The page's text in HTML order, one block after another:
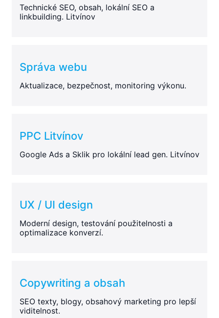
Technické SEO, obsah, lokální SEO a
linkbuilding. Litvínov
Správa webu
Aktualizace, bezpečnost, monitoring výkonu.
PPC Litvínov
Google Ads a Sklik pro lokální lead gen. Litvínov
UX / UI design
Moderní design, testování použitelnosti a
optimalizace konverzí.
Copywriting a obsah
SEO texty, blogy, obsahový marketing pro lepší
viditelnost.